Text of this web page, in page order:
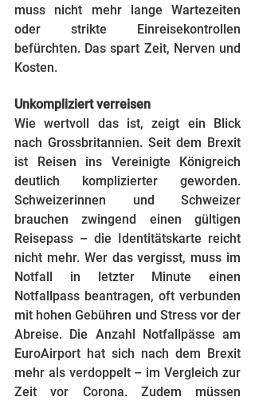
muss nicht mehr lange Wartezeiten
oder strikte Einreisekontrollen
befürchten. Das spart Zeit, Nerven und
Kosten.
Unkompliziert verreisen
Wie wertvoll das ist, zeigt ein Blick
nach Grossbritannien. Seit dem Brexit
ist Reisen ins Vereinigte Königreich
deutlich komplizierter geworden.
Schweizerinnen und Schweizer
brauchen zwingend einen gültigen
Reisepass – die Identitätskarte reicht
nicht mehr. Wer das vergisst, muss im
Notfall in letzter Minute einen
Notfallpass beantragen, oft verbunden
mit hohen Gebühren und Stress vor der
Abreise. Die Anzahl Notfallpässe am
EuroAirport hat sich nach dem Brexit
mehr als verdoppelt – im Vergleich zur
Zeit vor Corona. Zudem müssen